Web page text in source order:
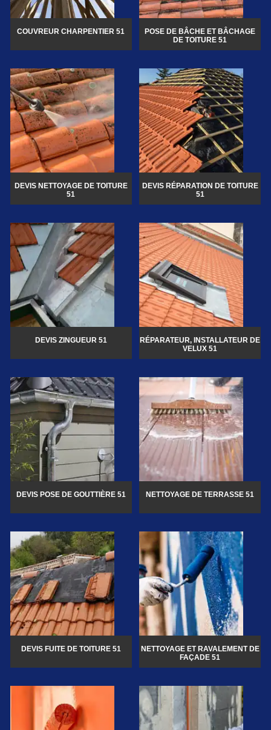
COUVREUR CHARPENTIER 51
POSE DE BÂCHE ET BÂCHAGE
DE TOITURE 51
DEVIS NETTOYAGE DE TOITURE
51
DEVIS RÉPARATION DE TOITURE
51
DEVIS ZINGUEUR 51
RÉPARATEUR, INSTALLATEUR DE
VELUX 51
DEVIS POSE DE GOUTTIÈRE 51 NETTOYAGE DE TERRASSE 51
DEVIS FUITE DE TOITURE 51
NETTOYAGE ET RAVALEMENT DE
FAÇADE 51